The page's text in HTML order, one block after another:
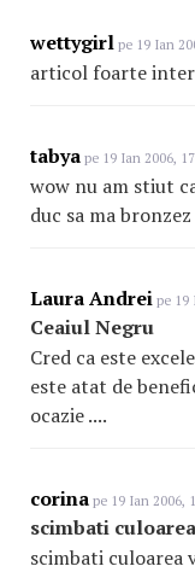
wettygirl pe 19 Ian
articol foarte
tabya pe 19 Ian 2006,
wow nu am stiut
duc sa ma
Laura Andrei pe 19
Ceaiul Negru
Cred ca este
este atat de
ocazie ....
corina pe 19 Ian 2006,
scimbati culoarea
scimbati culoarea